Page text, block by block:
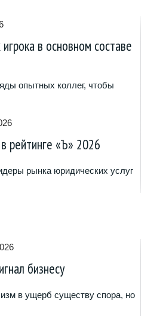
в основном составе
опытных коллег, чтобы
в рейтинге «Ъ» 2026
рынка юридических услуг
бизнесу
в ущерб существу спора, но